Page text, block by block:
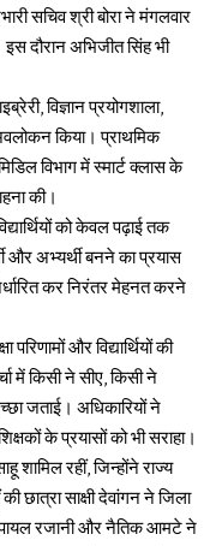
सचिव श्री बोरा ने मंगलवार
इस दौरान अभिजीत सिंह भी
विज्ञान प्रयोगशाला,
किया। प्राथमिक
विभाग में स्मार्ट क्लास के
की।
को केवल पढ़ाई तक
और अभ्यर्थी बनने का प्रयास
कर निरंतर मेहनत करने
और विद्यार्थियों की
में किसी ने सीए, किसी ने
जताई। अधिकारियों ने
के प्रयासों को भी सराहा।
शामिल रहीं, जिन्होंने राज्य
छात्रा साक्षी देवांगन ने जिला
पायल रजानी और नैतिक आमटे ने